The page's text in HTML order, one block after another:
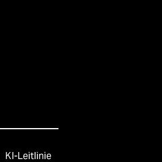
KI-Leitlinie